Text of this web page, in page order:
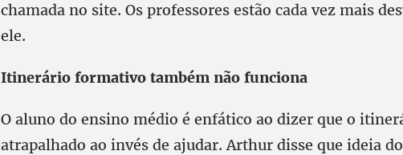
chamada no site. Os professores estão cada vez mais
ele.
Itinerário formativo também não funciona
O aluno do ensino médio é enfático ao dizer que o
atrapalhado ao invés de ajudar. Arthur disse que ideia